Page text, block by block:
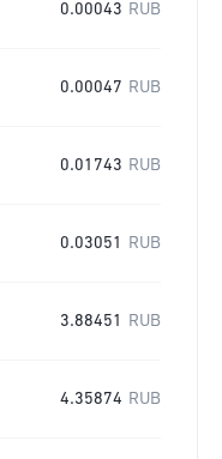
0.00043 RUB
0.00047 RUB
0.01743 RUB
0.03051 RUB
3.88451 RUB
4.35874 RUB